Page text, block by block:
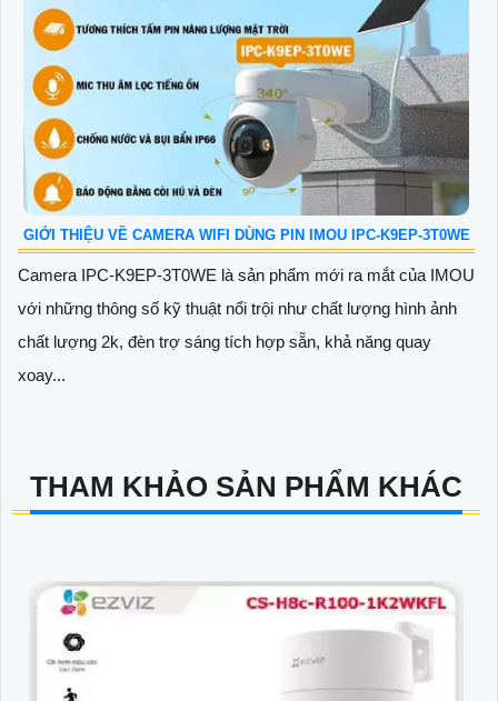
GIỚI THIỆU VỀ CAMERA WIFI DÙNG PIN IMOU IPC-K9EP-3T0WE
Camera IPC-K9EP-3T0WE là sản phẩm mới ra mắt của IMOU
với những thông số kỹ thuật nổi trội như chất lượng hình ảnh
chất lượng 2k, đèn trợ sáng tích hợp sẵn, khả năng quay
xoay...
THAM KHẢO SẢN PHẨM KHÁC